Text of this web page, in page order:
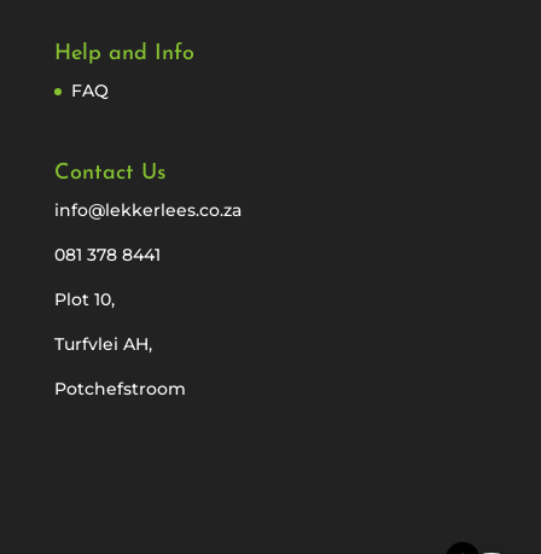
Help and Info
FAQ
Contact Us
info@lekkerlees.co.za
081 378 8441
Plot 10,
Turfvlei AH,
Potchefstroom